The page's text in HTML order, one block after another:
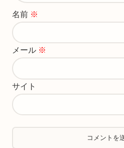
名前 ※
メール ※
サイト